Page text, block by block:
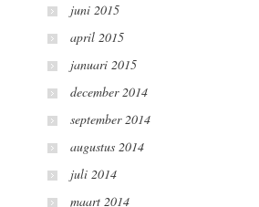
juni 2015
april 2015
januari 2015
december 2014
september 2014
augustus 2014
juli 2014
maart 2014